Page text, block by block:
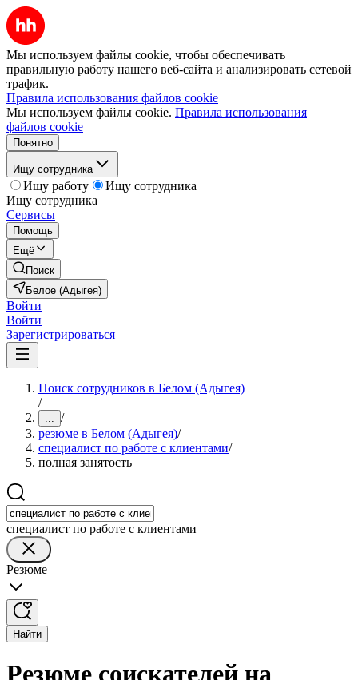
Мы используем файлы cookie, чтобы обеспечивать
правильную работу нашего веб-сайта и анализировать сетевой
трафик.
Правила использования файлов cookie
Мы используем файлы cookie. Правила использования
файлов cookie
Понятно
Ищу сотрудника
Ищу работу
Ищу сотрудника
Ищу сотрудника
Сервисы
Помощь
Ещё
Поиск
Белое (Адыгея)
Войти
Войти
Зарегистрироваться
Поиск сотрудников в Белом (Адыгея)
/
... /
резюме в Белом (Адыгея)/
специалист по работе с клиентами/
полная занятость
специалист по работе с клиентами
Резюме
Найти
Резюме соискателей на